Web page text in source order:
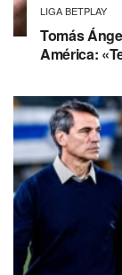
LIGA BETPLAY
Tomás
América: